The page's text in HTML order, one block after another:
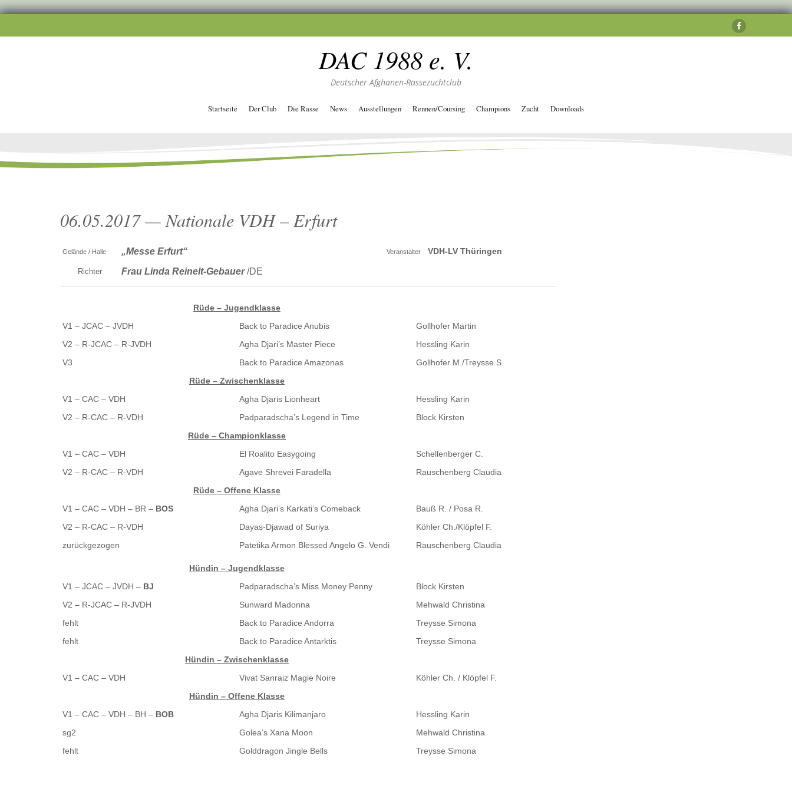
DAC 1988 e. V.
Deutscher Afghanen-Rassezuchtclub
Startseite Der Club Die Rasse News Ausstellungen Rennen/Coursing Champions Zucht Downloads
06.05.2017 — Nationale VDH – Erfurt
Gelände / Halle „Messe Erfurt“ Veranstalter VDH-LV Thüringen
Richter Frau Linda Reinelt-Gebauer/DE
Rüde – Jugendklasse
V1 – JCAC – JVDH
Back to Paradice Anubis
Gollhofer Martin
V2 – R-JCAC – R-JVDH
Agha Djari’s Master Piece
Hessling Karin
V3
Back to Paradice Amazonas
Gollhofer M./Treysse S.
Rüde – Zwischenklasse
V1 – CAC – VDH
Agha Djaris Lionheart
Hessling Karin
V2 – R-CAC – R-VDH
Padparadscha’s Legend in Time
Block Kirsten
Rüde – Championklasse
V1 – CAC – VDH
El Roalito Easygoing
Schellenberger C.
V2 – R-CAC – R-VDH
Agave Shrevei Faradella
Rauschenberg Claudia
Rüde – Offene Klasse
V1 – CAC – VDH – BR – BOS Agha Djari’s Karkati’s Comeback
Bauß R. / Posa R.
V2 – R-CAC – R-VDH
Dayas-Djawad of Suriya
Köhler Ch./Klöpfel F.
zurückgezogen
Patetika Armon Blessed Angelo G. Vendi Rauschenberg Claudia
Hündin – Jugendklasse
V1 – JCAC – JVDH – BJ Padparadscha’s Miss Money Penny
Block Kirsten
V2 – R-JCAC – R-JVDH
Sunward Madonna
Mehwald Christina
fehlt
Back to Paradice Andorra
Treysse Simona
fehlt
Back to Paradice Antarktis
Treysse Simona
Hündin – Zwischenklasse
V1 – CAC – VDH
Vivat Sanraiz Magie Noire
Köhler Ch. / Klöpfel F.
Hündin – Offene Klasse
V1 – CAC – VDH – BH – BOB Agha Djaris Kilimanjaro
Hessling Karin
sg2
Golea’s Xana Moon
Mehwald Christina
fehlt
Golddragon Jingle Bells Treysse Simona